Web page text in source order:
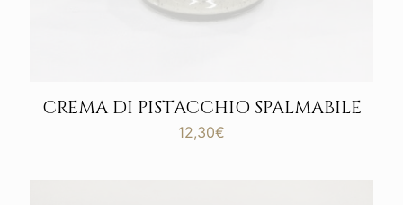
CREMA DI PISTACCHIO SPALMABILE
12,30€